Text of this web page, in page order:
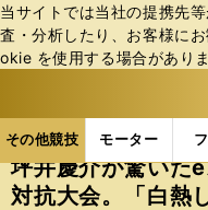
当サイトでは当社の提携先
査・分析したり、お客様に
okie を使⽤する場合があり
その他競技 モーター
ス
ポ
ル
その他競技の記事
坪井慶介が驚いた
対抗大会。「白熱